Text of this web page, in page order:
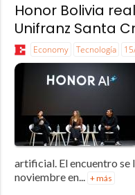
Honor Bolivia
Unifranz Santa
Economy Tecnología
artificial. El encuentro se
noviembre en... + más